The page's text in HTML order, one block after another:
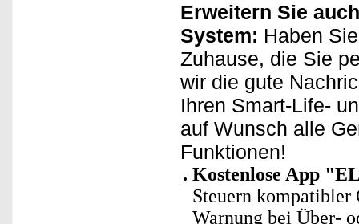
Erweitern Sie
System: Haben
Zuhause, die Sie
wir die gute
Ihren Smart-Life-
auf Wunsch alle
Funktionen!
Kostenlose App
Steuern
Warnung bei Über-